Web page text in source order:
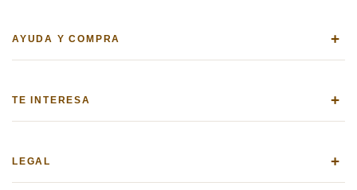
AYUDA Y COMPRA +
TE INTERESA +
LEGAL +